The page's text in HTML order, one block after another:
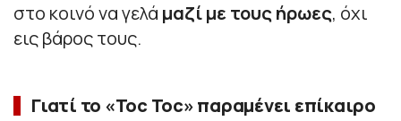
στο κοινό να γελά μαζί με τους ήρωες, όχι
εις βάρος τους.
Γιατί το «Toc Toc» παραμένει επίκαιρο